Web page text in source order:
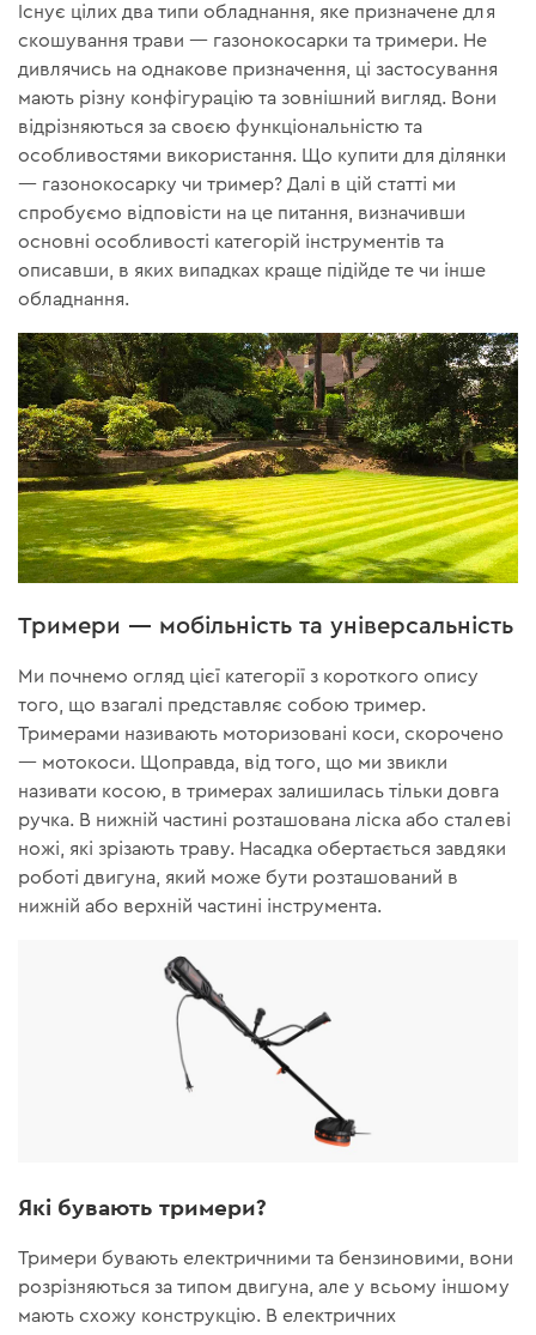
Існує цілих два типи обладнання, яке призначене для
скошування трави — газонокосарки та тримери. Не
дивлячись на однакове призначення, ці застосування
мають різну конфігурацію та зовнішний вигляд. Вони
відрізняються за своєю функціональністю та
особливостями використання. Що купити для ділянки
— газонокосарку чи тример? Далі в цій статті ми
спробуємо відповісти на це питання, визначивши
основні особливості категорій інструментів та
описавши, в яких випадках краще підійде те чи інше
обладнання.
Тримери — мобільність та універсальність
Ми почнемо огляд цієї категорії з короткого опису
того, що взагалі представляє собою тример.
Тримерами називають моторизовані коси, скорочено
— мотокоси. Щоправда, від того, що ми звикли
називати косою, в тримерах залишилась тільки довга
ручка. В нижній частині розташована ліска або сталеві
ножі, які зрізають траву. Насадка обертається завдяки
роботі двигуна, який може бути розташований в
нижній або верхній частині інструмента.
Які бувають тримери?
Тримери бувають електричними та бензиновими, вони
розрізняються за типом двигуна, але у всьому іншому
мають схожу конструкцію. В електричних